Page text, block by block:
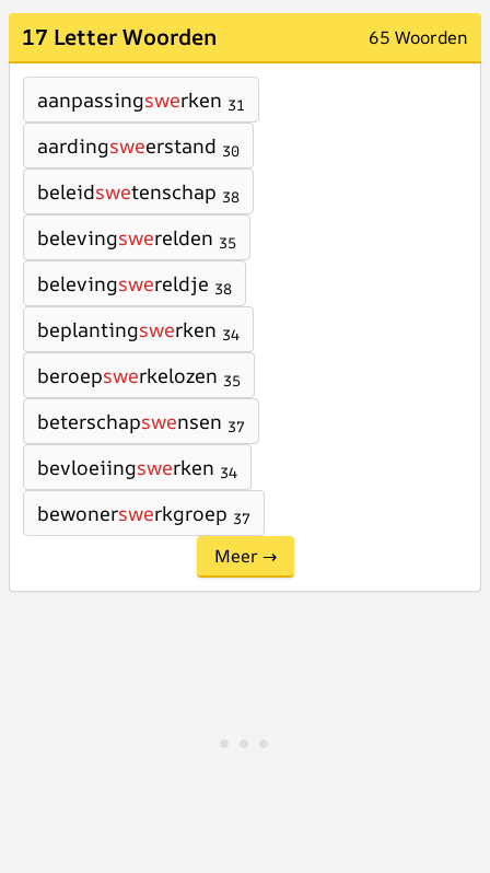
17 Letter Woorden 65 Woorden
aanpassingswerken 31
aardingsweerstand 30
beleidswetenschap 38
belevingswerelden 35
belevingswereldje 38
beplantingswerken 34
beroepswerkelozen 35
beterschapswensen 37
bevloeiingswerken 34
bewonerswerkgroep 37
Meer →